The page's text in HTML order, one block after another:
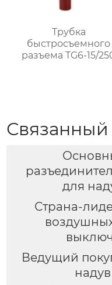
Трубка
быстросъемного
разъема TG6-15/
Связанный
для
Страна-
Ведущий